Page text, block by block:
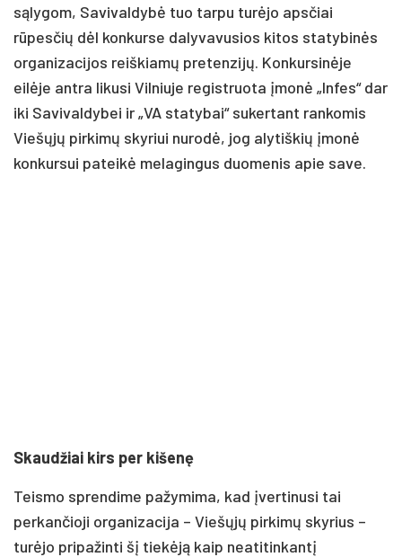
sąlygom, Savivaldybė tuo tarpu turėjo apsčiai
rūpesčių dėl konkurse dalyvavusios kitos statybinės
organizacijos reiškiamų pretenzijų. Konkursinėje
eilėje antra likusi Vilniuje registruota įmonė „Infes“ dar
iki Savivaldybei ir „VA statybai“ sukertant rankomis
Viešųjų pirkimų skyriui nurodė, jog alytiškių įmonė
konkursui pateikė melagingus duomenis apie save.
Skaudžiai kirs per kišenę
Teismo sprendime pažymima, kad įvertinusi tai
perkančioji organizacija – Viešųjų pirkimų skyrius –
turėjo pripažinti šį tiekėją kaip neatitinkantį